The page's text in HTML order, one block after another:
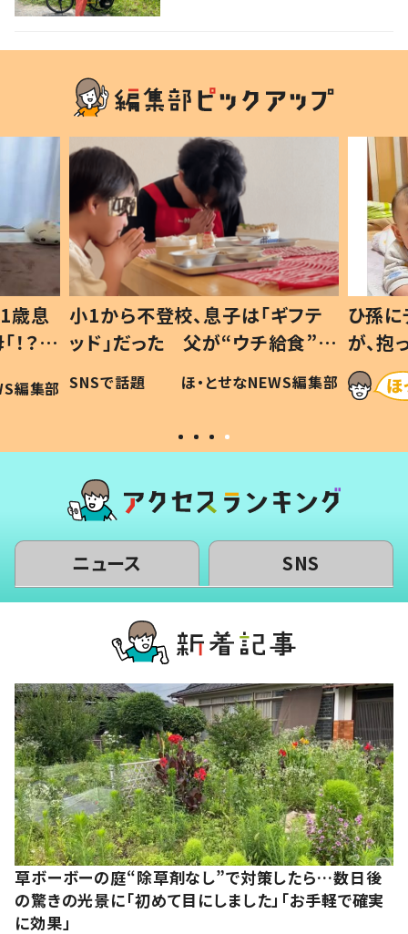
歳息
？」
編集部
小1から不登校、息子は「ギフテ
ッド」だった 父が“ウチ給食”を
作り続ける理由とは #令和の親
#令和の子
SNSで話題 ほ・とせなNEWS編集部
ひ孫
が、
「涙が
い」
ニュース SNS
草ボーボーの庭“除草剤なし”で対策したら…数日後
の驚きの光景に「初めて目にしました」「お手軽で確実
に効果」